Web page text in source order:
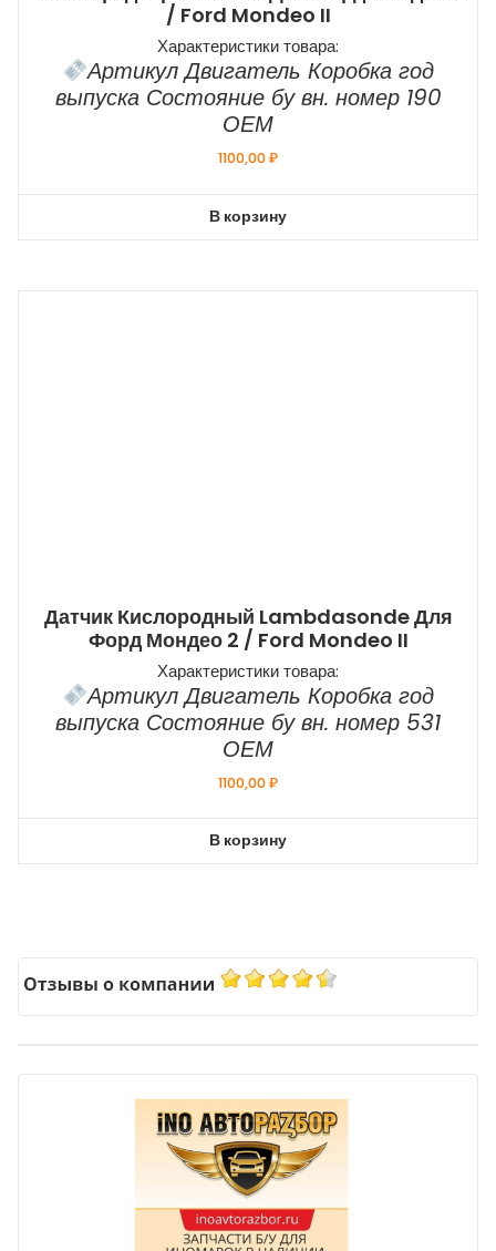
/ Ford Mondeo II
Характеристики товара:
Артикул Двигатель Коробка год
выпуска Состояние бу вн. номер 190
ОЕМ
1100,00₽
В корзину
Датчик Кислородный Lambdasonde Для
Форд Мондео 2 / Ford Mondeo II
Характеристики товара:
Артикул Двигатель Коробка год
выпуска Состояние бу вн. номер 531
ОЕМ
1100,00₽
В корзину